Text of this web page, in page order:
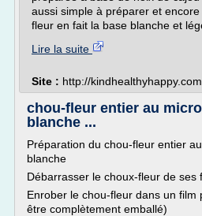
aussi simple à préparer et
fleur en fait la base blanche et
Lire la suite
Site : http://kindhealthyhappy.com
chou-fleur entier au
blanche ...
Préparation du chou-fleur entier
blanche
Débarrasser le choux-fleur de ses
Enrober le chou-fleur dans un film
être complètement emballé)